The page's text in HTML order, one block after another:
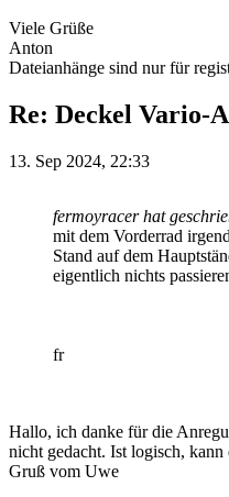
Viele Grüße
Anton
Dateianhänge sind nur für
Re: Deckel Vario-
13. Sep 2024, 22:33
fermoyracer hat
mit dem Vorderrad
Stand auf dem
eigentlich nichts
fr
Hallo, ich danke für die
nicht gedacht. Ist logisch,
Gruß vom Uwe